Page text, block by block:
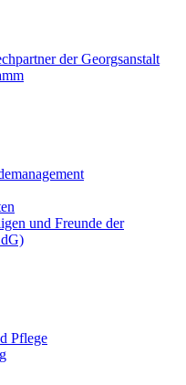
der Georgsanstalt
und Freunde der
Pflege